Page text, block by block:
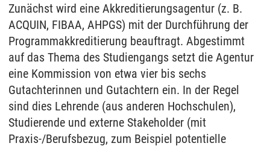
Zunächst wird eine Akkreditierungsagentur (z. B.
ACQUIN, FIBAA, AHPGS) mit der Durchführung der
Programmakkreditierung beauftragt. Abgestimmt
auf das Thema des Studiengangs setzt die Agentur
eine Kommission von etwa vier bis sechs
Gutachterinnen und Gutachtern ein. In der Regel
sind dies Lehrende (aus anderen Hochschulen),
Studierende und externe Stakeholder (mit
Praxis-/Berufsbezug, zum Beispiel potentielle